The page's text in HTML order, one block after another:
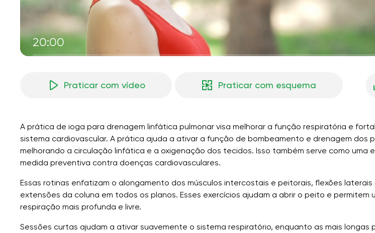
20:00
a voz do vento
floresta da primavera
Praticar com vídeo Praticar com esquema
A prática de ioga para drenagem linfática pulmonar visa melhorar a função respiratória e
sistema cardiovascular. A prática ajuda a ativar a função de bombeamento e drenagem dos
melhorando a circulação linfática e a oxigenação dos tecidos. Isso também serve como uma
medida preventiva contra doenças cardiovasculares.
Essas rotinas enfatizam o alongamento dos músculos intercostais e peitorais, flexões laterais
extensões da coluna em todos os planos. Esses exercícios ajudam a abrir o peito e permitem
respiração mais profunda e livre.
Sessões curtas ajudam a ativar suavemente o sistema respiratório, enquanto as mais longas